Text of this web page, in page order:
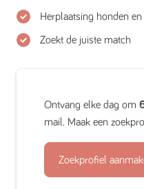
Herplaatsing honden
Zoekt de juiste match
Ontvang elke dag om
mail. Maak een
Zoekprofiel